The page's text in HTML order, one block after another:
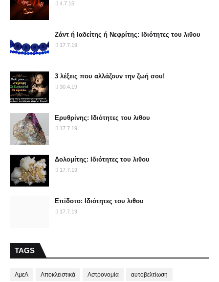
4.7.15
Ζάντ ή Ιαδείτης ή Νεφρίτης: Ιδιότητες του λιθου
17.7.19
3 λέξεις που αλλάζουν την ζωή σου!
30.4.19
Ερυθρίνης: Ιδιότητες του λιθου
17.7.19
Δολομίτης: Ιδιότητες του λιθου
17.7.19
Επίδοτο: Ιδιότητες του λιθου
17.7.19
TAGS
ΑμεΑ Αποκλειστικά Αστρονομία αυτοβελτίωση